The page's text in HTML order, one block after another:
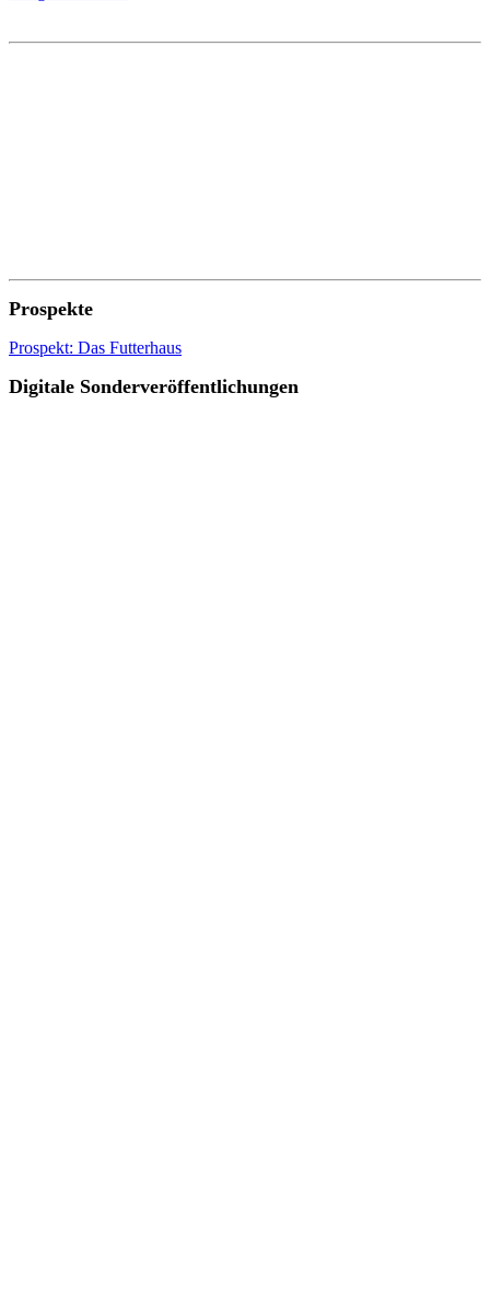
Prospekte
Prospekt: Das Futterhaus
Digitale Sonderveröffentlichungen